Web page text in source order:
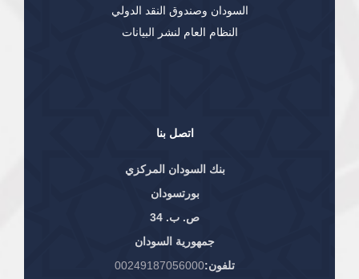
اتصل بنا
بنك السودان المركزي
بورتسودان
ص. ب. 34
جمهورية السودان
تلفون:00249187056000
السودان وصندوق النقد الدولي
النظام العام لنشر البيانات